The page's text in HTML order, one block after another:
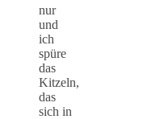
nur
und
ich
spüre
das
Kitzeln,
das
sich in